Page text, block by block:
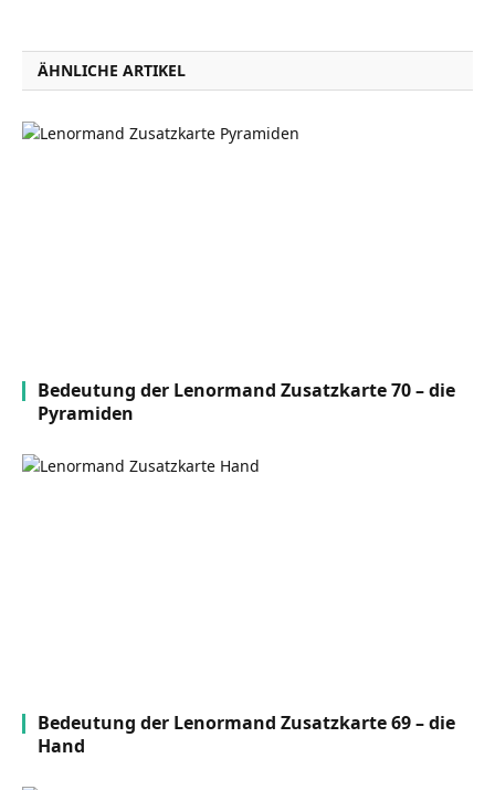
ÄHNLICHE ARTIKEL
Bedeutung der Lenormand Zusatzkarte 70 – die
Pyramiden
Bedeutung der Lenormand Zusatzkarte 69 – die
Hand